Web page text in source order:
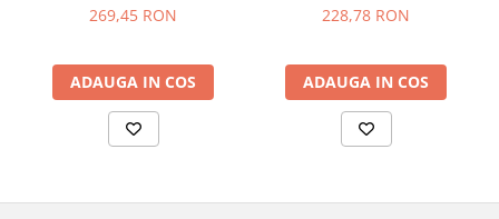
269,45 RON
ADAUGA IN COS
228,78 RON
ADAUGA IN COS